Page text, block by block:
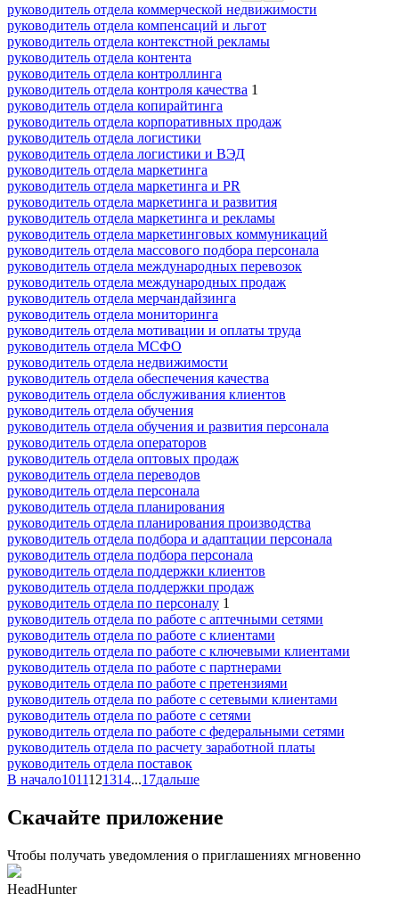
руководитель отдела коммерческой недвижимости
руководитель отдела компенсаций и льгот
руководитель отдела контекстной рекламы
руководитель отдела контента
руководитель отдела контроллинга
руководитель отдела контроля качества 1
руководитель отдела копирайтинга
руководитель отдела корпоративных продаж
руководитель отдела логистики
руководитель отдела логистики и ВЭД
руководитель отдела маркетинга
руководитель отдела маркетинга и PR
руководитель отдела маркетинга и развития
руководитель отдела маркетинга и рекламы
руководитель отдела маркетинговых коммуникаций
руководитель отдела массового подбора персонала
руководитель отдела международных перевозок
руководитель отдела международных продаж
руководитель отдела мерчандайзинга
руководитель отдела мониторинга
руководитель отдела мотивации и оплаты труда
руководитель отдела МСФО
руководитель отдела недвижимости
руководитель отдела обеспечения качества
руководитель отдела обслуживания клиентов
руководитель отдела обучения
руководитель отдела обучения и развития персонала
руководитель отдела операторов
руководитель отдела оптовых продаж
руководитель отдела переводов
руководитель отдела персонала
руководитель отдела планирования
руководитель отдела планирования производства
руководитель отдела подбора и адаптации персонала
руководитель отдела подбора персонала
руководитель отдела поддержки клиентов
руководитель отдела поддержки продаж
руководитель отдела по персоналу 1
руководитель отдела по работе с аптечными сетями
руководитель отдела по работе с клиентами
руководитель отдела по работе с ключевыми клиентами
руководитель отдела по работе с партнерами
руководитель отдела по работе с претензиями
руководитель отдела по работе с сетевыми клиентами
руководитель отдела по работе с сетями
руководитель отдела по работе с федеральными сетями
руководитель отдела по расчету заработной платы
руководитель отдела поставок
В начало1011121314...17дальше
Скачайте приложение
Чтобы получать уведомления о приглашениях мгновенно
HeadHunter